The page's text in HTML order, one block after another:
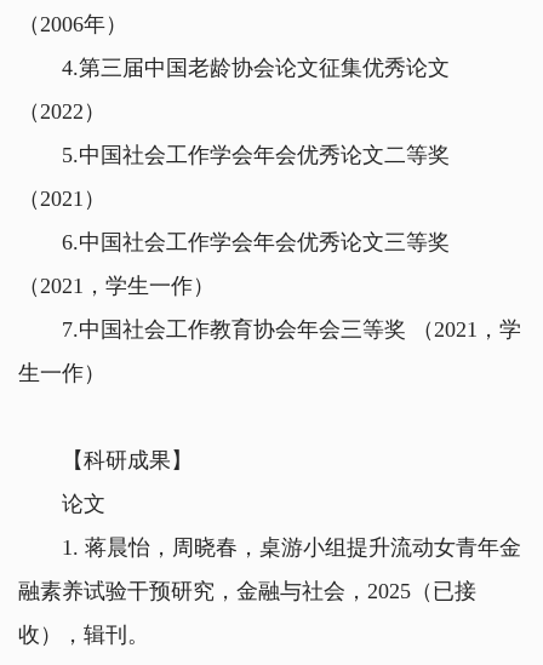
（2006年）
4.第三届中国老龄协会论文征集优秀论文
（2022）
5.中国社会工作学会年会优秀论文二等奖
（2021）
6.中国社会工作学会年会优秀论文三等奖
（2021，学生一作）
7.中国社会工作教育协会年会三等奖 （2021，学
生一作）
【科研成果】
论文
1. 蒋晨怡，周晓春，桌游小组提升流动女青年金
融素养试验干预研究，金融与社会，2025（已接
收），辑刊。